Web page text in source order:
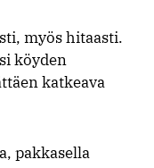
myös hitaasti.
köyden
katkeava
pakkasella